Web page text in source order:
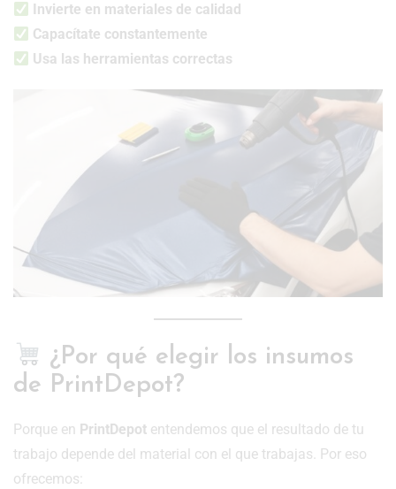
Invierte en materiales de calidad
Capacítate constantemente
Usa las herramientas correctas
¿Por qué elegir los insumos
de PrintDepot?
Porque en PrintDepot entendemos que el resultado de tu
trabajo depende del material con el que trabajas. Por eso
ofrecemos: